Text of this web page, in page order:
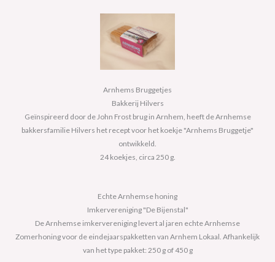
Arnhems Bruggetjes
Bakkerij Hilvers
Geïnspireerd door de John Frost brug in Arnhem, heeft de Arnhemse
bakkersfamilie Hilvers het recept voor het koekje "Arnhems Bruggetje"
ontwikkeld.
24 koekjes, circa 250 g.
Echte Arnhemse honing
Imkervereniging "De Bijenstal"
De Arnhemse imkervereniging levert al jaren echte Arnhemse
Zomerhoning voor de eindejaarspakketten van Arnhem Lokaal. Afhankelijk
van het type pakket: 250 g of 450 g